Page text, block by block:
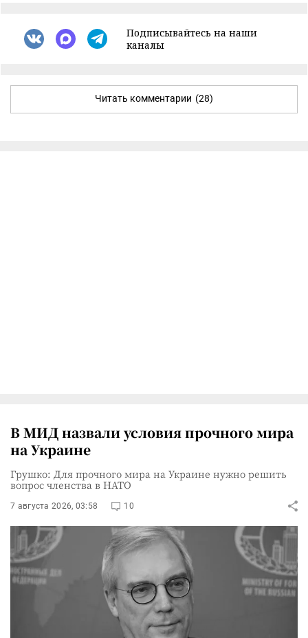
Подписывайтесь на наши
каналы
Читать комментарии (28)
В МИД назвали условия прочного мира
на Украине
Грушко: Для прочного мира на Украине нужно решить
вопрос членства в НАТО
7 августа 2026, 03:58 10